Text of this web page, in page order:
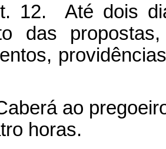
dois dias
das
ao
horas.